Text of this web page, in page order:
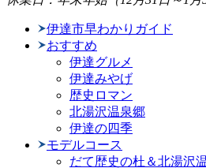
伊達市早わかりガイド
おすすめ
伊達グルメ
伊達みやげ
歴史ロマン
北湯沢温泉郷
伊達の四季
モデルコース
だて歴史の杜＆北湯沢